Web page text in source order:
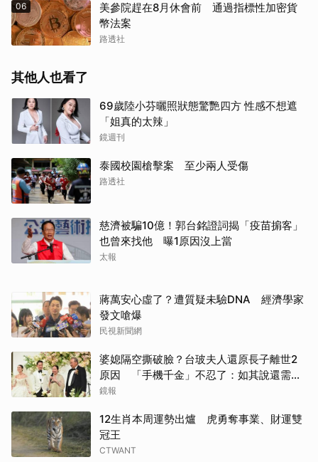
06
美參院趕在8月休會前 通過指標性加密貨
幣法案
路透社
其他人也看了
69歲陸小芬曬照狀態驚艷四方 性感不想遮
「姐真的太辣」
鏡週刊
泰國校園槍擊案 至少兩人受傷
路透社
慈濟被騙10億！郭台銘證詞揭「疫苗掮客」
也曾來找他 曝1原因沒上當
太報
蔣萬安心虛了？遭質疑未驗DNA 經濟學家
發文嗆爆
民視新聞網
婆媳隔空撕破臉？台玻夫人還原長子離世2
原因 「手機千金」不忍了：如其說還需要
離開嗎？
鏡報
12生肖本周運勢出爐 虎勇奪事業、財運雙
冠王
CTWANT